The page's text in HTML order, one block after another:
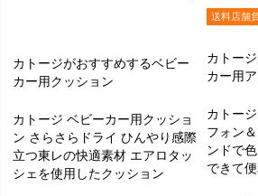
カトージがおすすめするベビー
カー用クッション
カトージ ベビーカー用クッショ
ン さらさらドライ ひんやり感際
立つ東レの快適素材 エアロタッ
シェを使用したクッション
送料店舗
カトー
カー用
カトー
フォン
ンドで
できて便